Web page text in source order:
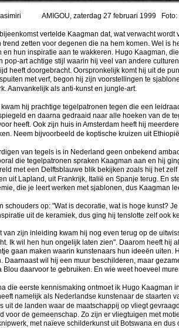
AMIGOU, zaterdag 27 februari 1999
vertelde Kaagman dat, wat verwacht
trend zetten voor degenen die na hem komen. Wel is
en hun inspiratie aan te wakkeren. Hugo Kaagman,
pop-art achtige stijl waarin hij veel van andere
heeft doorgebracht. Oorspronkelijk komt hij uit de
met verf, begon hij zijn voorstellingen te
Aanvankelijk als anti-kunst en jungle-art.
kwam hij prachtige tegelpatronen tegen die een
en daarna gedraaid naar alle hoeken van de
heeft. Ook zijn huis in Amsterdam heeft hij
Neem bijvoorbeeld de koptische kruizen uit
van tegels is in Nederland geen onbekend
die tegelpatronen spraken Kaagman aan en hij
met een Delftsblauwe blik bekijken zoals hij het
uit Lapland, uit Frankrijk, Italië en Spanje terug. En
die je leert werken met sjablonen, dus Kaagman
schouders op: "Wat is decoratie, wat is hoge kunst?
uit de keramiek, dus ging hij tenslotte zelf ook
van zijn inleiding kwam hij nog even terug op de
Ik wil hen hun ongelijk laten zien". Daarom heeft
gaan maken waarin kunstenaars hun ideeën
Daarnaast wil hij een muur beschilderen, maar
Blou daarvoor te gebruiken. En wie weet hoeveel
die eerste kennismaking ontmoet ik Hugo
namelijk als Nederlandse kunstenaar de staarten
uit de landen waar de maatschappij op vliegt
voor de gemeenschap. Zo zijn er vliegtuigen met
met naïeve schilderkunst uit Botswana en